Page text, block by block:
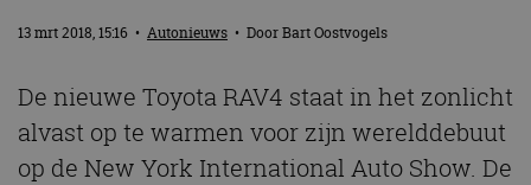
13 mrt 2018, 15:16 • Autonieuws • DoorBart Oostvogels
De nieuwe Toyota RAV4 staat in het zonlicht
alvast op te warmen voor zijn werelddebuut
op de New York International Auto Show. De